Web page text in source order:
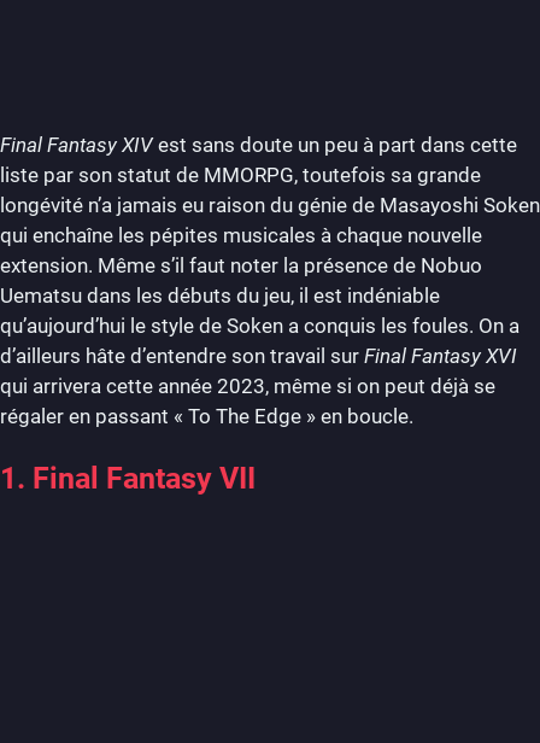
Final Fantasy XIVest sans doute un peu à part dans cette
liste par son statut de MMORPG, toutefois sa grande
longévité n’a jamais eu raison du génie de Masayoshi Soken
qui enchaîne les pépites musicales à chaque nouvelle
extension. Même s’il faut noter la présence de Nobuo
Uematsu dans les débuts du jeu, il est indéniable
qu’aujourd’hui le style de Soken a conquis les foules. On a
d’ailleurs hâte d’entendre son travail sur Final Fantasy XVI
qui arrivera cette année 2023, même si on peut déjà se
régaler en passant « To The Edge » en boucle.
1. Final Fantasy VII